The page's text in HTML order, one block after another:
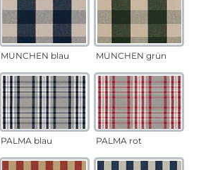
MÜNCHEN blau MÜNCHEN grün
PALMA blau PALMA rot